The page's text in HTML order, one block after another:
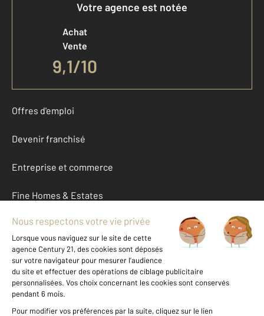
Votre agence est notée
Achat
Vente
9,1/10
Offres d'emploi
Devenir franchisé
Entreprise et commerce
Fine Homes & Estates
À propos
International
Nous contacter